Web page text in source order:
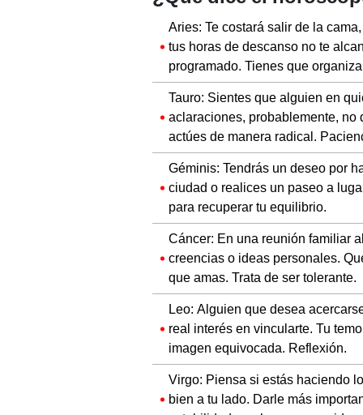
Aries: Te costará salir de la
tus horas de descanso no te
programado. Tienes que
Tauro: Sientes que alguien en
aclaraciones, probablemente, no
actúes de manera radical.
Géminis: Tendrás un deseo por
ciudad o realices un paseo a
para recuperar tu equilibrio.
Cáncer: En una reunión familiar
creencias o ideas personales.
que amas. Trata de ser tolerante.
Leo: Alguien que desea
real interés en vincularte. Tu
imagen equivocada. Reflexión.
Virgo: Piensa si estás haciendo
bien a tu lado. Darle más